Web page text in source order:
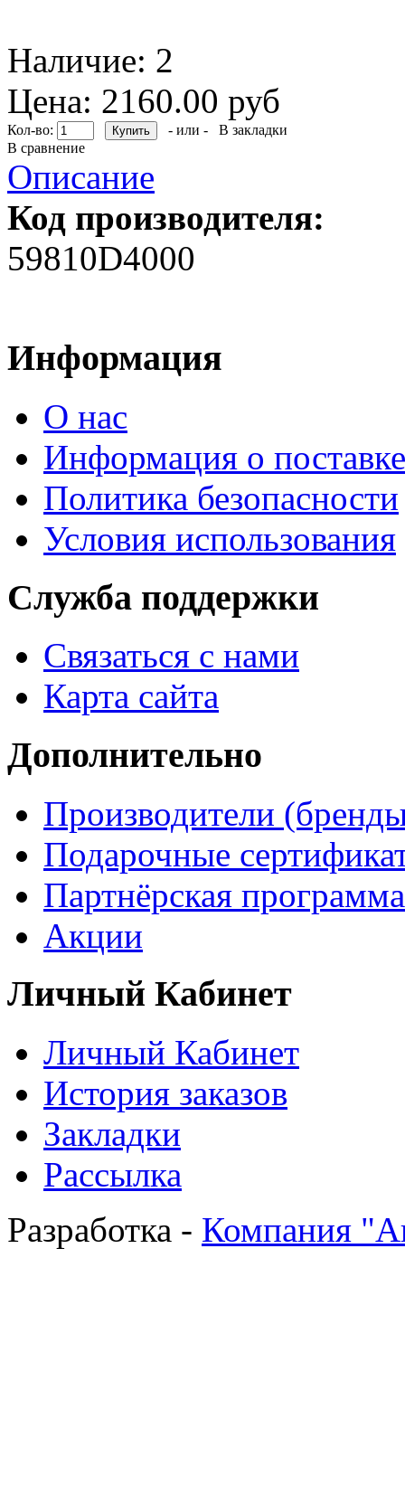
Наличие: 2
Цена: 2160.00 руб
Кол-во: - или -
В закладки
В сравнение
Описание
Код производителя:
59810D4000
Информация
О нас
Информация о поставке
Политика безопасности
Условия использования
Служба поддержки
Связаться с нами
Карта сайта
Дополнительно
Производители
Подарочные
Партнёрская программа
Акции
Личный Кабинет
Личный Кабинет
История заказов
Закладки
Рассылка
Разработка - Компания